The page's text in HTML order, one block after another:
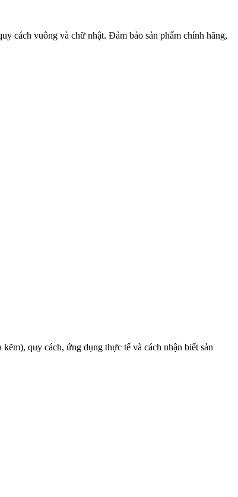
cách vuông và chữ nhật. Đảm bảo sản phẩm chính hãng,
quy cách, ứng dụng thực tế và cách nhận biết sản